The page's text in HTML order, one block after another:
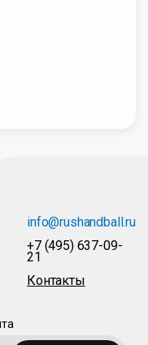
info@rushandball.ru
+7 (495) 637-09-
21
Контакты